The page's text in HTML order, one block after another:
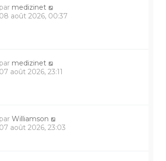
par medizinet
08 août 2026, 00:37
par medizinet
07 août 2026, 23:11
parWilliamson
07 août 2026, 23:03